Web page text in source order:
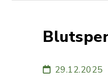
29.12.2025